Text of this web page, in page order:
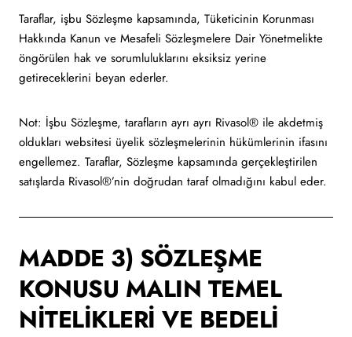
Taraflar, işbu Sözleşme kapsamında, Tüketicinin Korunması
Hakkında Kanun ve Mesafeli Sözleşmelere Dair Yönetmelikte
öngörülen hak ve sorumluluklarını eksiksiz yerine
getireceklerini beyan ederler.
Not: İşbu Sözleşme, tarafların ayrı ayrı Rivasol® ile akdetmiş
oldukları websitesi üyelik sözleşmelerinin hükümlerinin ifasını
engellemez. Taraflar, Sözleşme kapsamında gerçekleştirilen
satışlarda Rivasol®’nin doğrudan taraf olmadığını kabul eder.
MADDE 3) SÖZLEŞME
KONUSU MALIN TEMEL
NİTELİKLERİ VE BEDELİ